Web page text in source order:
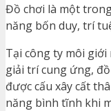
Đồ chơi là một
năng bốn duy, trí
Tại công ty môi
giải trí cung ứng,
được cấu xây cất
năng bình tĩnh khi